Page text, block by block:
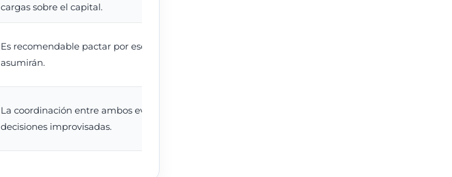
cargas sobre el capital.
Es recomendable pactar por escrito cómo se
asumirán.
La coordinación entre ambos evita conflictos y
decisiones improvisadas.